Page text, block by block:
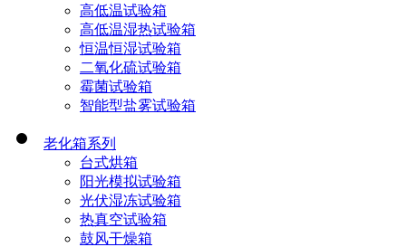
高低温试验箱
高低温湿热试验箱
恒温恒湿试验箱
二氧化硫试验箱
霉菌试验箱
智能型盐雾试验箱
老化箱系列
台式烘箱
阳光模拟试验箱
光伏湿冻试验箱
热真空试验箱
鼓风干燥箱